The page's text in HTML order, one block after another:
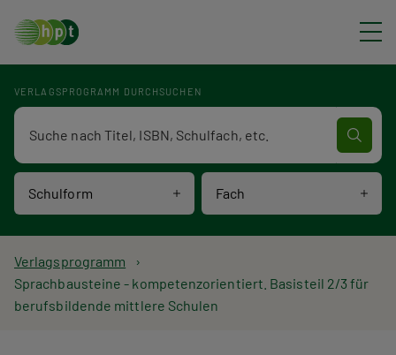
VERLAGSPROGRAMM DURCHSUCHEN
Schulform Fach
Verlagsprogramm Volltextsuche
P
f
Verlagsprogramm
Sprachbausteine - kompetenzorientiert. Basisteil 2/3 für
berufsbildende mittlere Schulen